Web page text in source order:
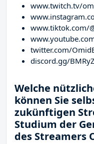
www.twitch.tv/
www.tiktok.com/
twitter.com/
discord.gg/
Welche
können Sie
zukünftigen
Studium der
des Streamers